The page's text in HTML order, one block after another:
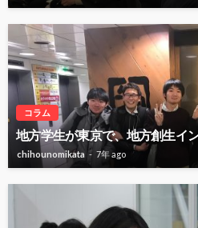
コラム
地方学生が東京で、地方創生イ
chihounomikata 7年 ago